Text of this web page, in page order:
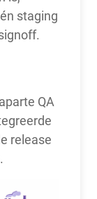
staging
QA
release